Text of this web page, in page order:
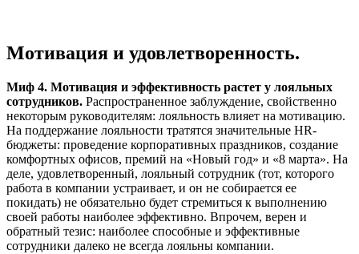
Мотивация и удовлетворенность.
Миф 4. Мотивация и эффективность растет у лояльных
сотрудников. Распространенное заблуждение, свойственно
некоторым руководителям: лояльность влияет на мотивацию.
На поддержание лояльности тратятся значительные HR-
бюджеты: проведение корпоративных праздников, создание
комфортных офисов, премий на «Новый год» и «8 марта». На
деле, удовлетворенный, лояльный сотрудник (тот, которого
работа в компании устраивает, и он не собирается ее
покидать) не обязательно будет стремиться к выполнению
своей работы наиболее эффективно. Впрочем, верен и
обратный тезис: наиболее способные и эффективные
сотрудники далеко не всегда лояльны компании.